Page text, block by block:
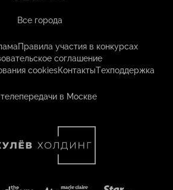
Все города
Правила участия в конкурсах
соглашение
cookiesКонтактыТехподдержка
в Москве